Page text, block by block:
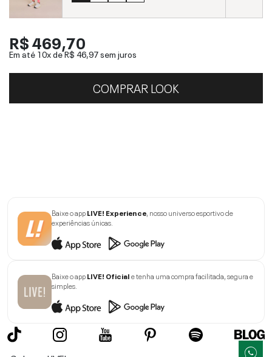
R$ 469,70
Em até 10x deR$ 46,97sem juros
COMPRAR LOOK
Baixe o appLIVE! Experience, nosso universo esportivo de
experiências únicas.
Baixe o appLIVE! Oficiale tenha uma compra facilitada, segura e
simples.